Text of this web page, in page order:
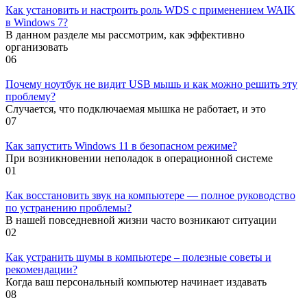
Как установить и настроить роль WDS с применением WAIK
в Windows 7?
В данном разделе мы рассмотрим, как эффективно
организовать
06
Почему ноутбук не видит USB мышь и как можно решить эту
проблему?
Случается, что подключаемая мышка не работает, и это
07
Как запустить Windows 11 в безопасном режиме?
При возникновении неполадок в операционной системе
01
Как восстановить звук на компьютере — полное руководство
по устранению проблемы?
В нашей повседневной жизни часто возникают ситуации
02
Как устранить шумы в компьютере – полезные советы и
рекомендации?
Когда ваш персональный компьютер начинает издавать
08